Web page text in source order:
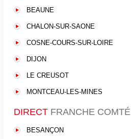
BEAUNE
CHALON-SUR-SAONE
COSNE-COURS-SUR-LOIRE
DIJON
LE CREUSOT
MONTCEAU-LES-MINES
DIRECT FRANCHE COMTÉ
BESANÇON